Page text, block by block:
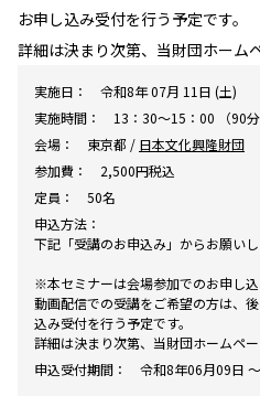
お申し込み受付を行う予定です。
詳細は決まり次第、当財団ホーム
実施日：
令和8年 07月 11日 (土)
実施時間：
13：30～15：00 （90分
会場：
東京都 / 日本文化興隆財団
参加費：
2,500円税込
定員：
50名
申込方法：
下記「受講のお申込み」からお願いし
※本セミナーは会場参加でのお申し込
動画配信での受講をご希望の方は、
込み受付を行う予定です。
詳細は決まり次第、当財団ホームペー
申込受付期間：
令和8年06月09日